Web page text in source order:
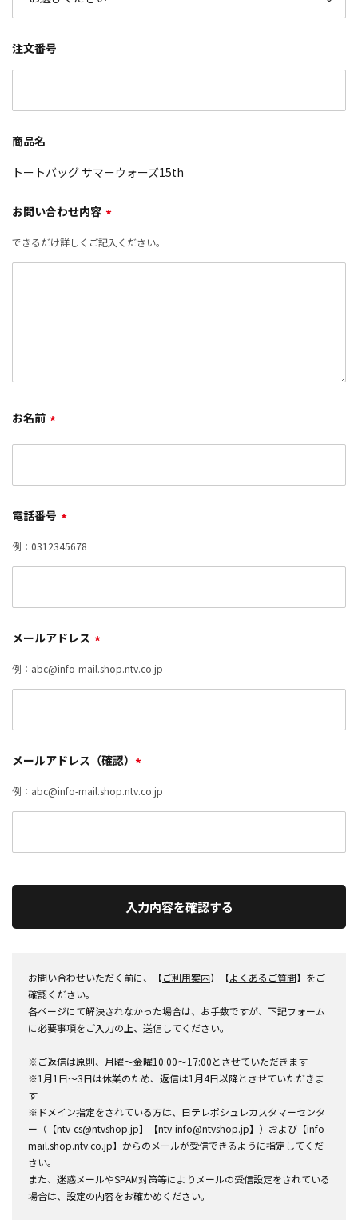
注文番号
商品名
トートバッグ サマーウォーズ15th
お問い合わせ内容 *
できるだけ詳しくご記入ください。
お名前 *
電話番号 *
例：0312345678
メールアドレス *
例：abc@info-mail.shop.ntv.co.jp
メールアドレス（確認） *
例：abc@info-mail.shop.ntv.co.jp
入力内容を確認する
お問い合わせいただく前に、【ご利用案内】【よくあるご質問】をご
確認ください。
各ページにて解決されなかった場合は、お手数ですが、下記フォーム
に必要事項をご入力の上、送信してください。
※ご返信は原則、月曜～金曜10:00～17:00とさせていただきます
※1月1日～3日は休業のため、返信は1月4日以降とさせていただきま
す
※ドメイン指定をされている方は、日テレポシュレカスタマーセンタ
ー（【ntv-cs@ntvshop.jp】【ntv-info@ntvshop.jp】）および【info-
mail.shop.ntv.co.jp】からのメールが受信できるように指定してくだ
さい。
また、迷惑メールやSPAM対策等によりメールの受信設定をされている
場合は、設定の内容をお確かめください。